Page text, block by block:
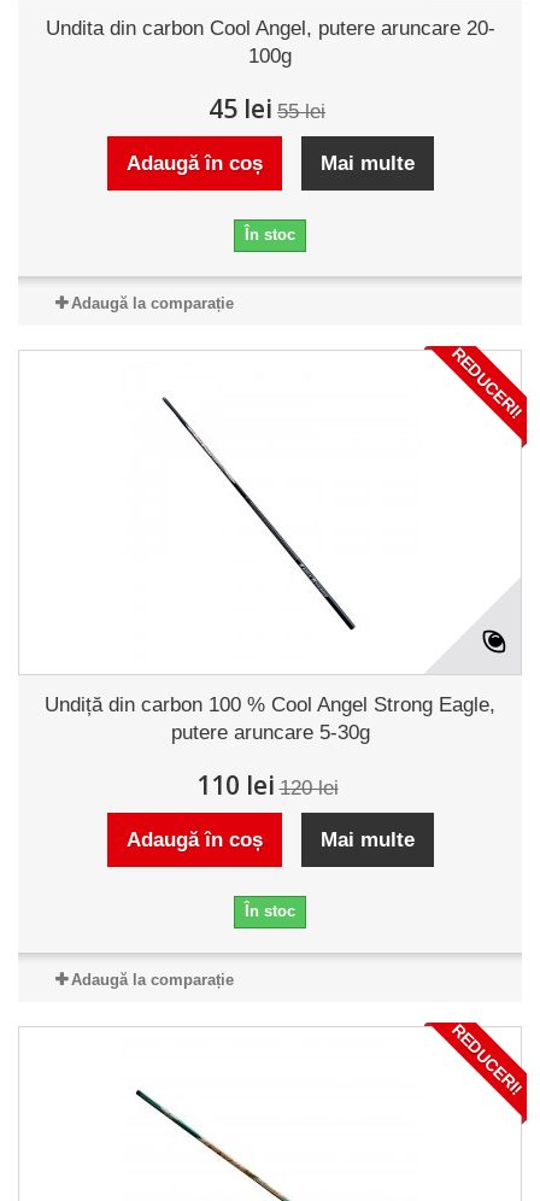
Undita din carbon Cool Angel, putere aruncare 20-
100g
45 lei 55 lei
Adaugă în coș Mai multe
În stoc
Adaugă la comparație
REDUCERI!
Undiță din carbon 100 % Cool Angel Strong Eagle,
putere aruncare 5-30g
110 lei 120 lei
Adaugă în coș Mai multe
În stoc
Adaugă la comparație
REDUCERI!